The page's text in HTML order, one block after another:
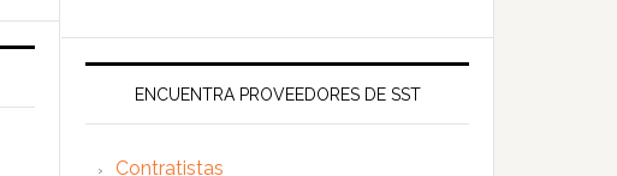
ENCUENTRA PROVEEDORES DE SST
Contratistas